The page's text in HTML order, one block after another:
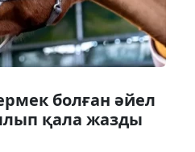
болған әйел
қала жазды